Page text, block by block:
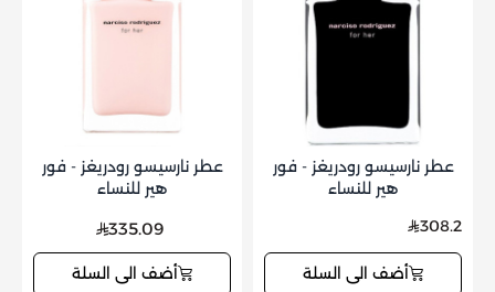
عطر نارسيسو رودريغز - فور
هير للنساء
308.2
أضف الى السلة
عطر نارسيسو رودريغز - فور
هير للنساء
335.09
أضف الى السلة